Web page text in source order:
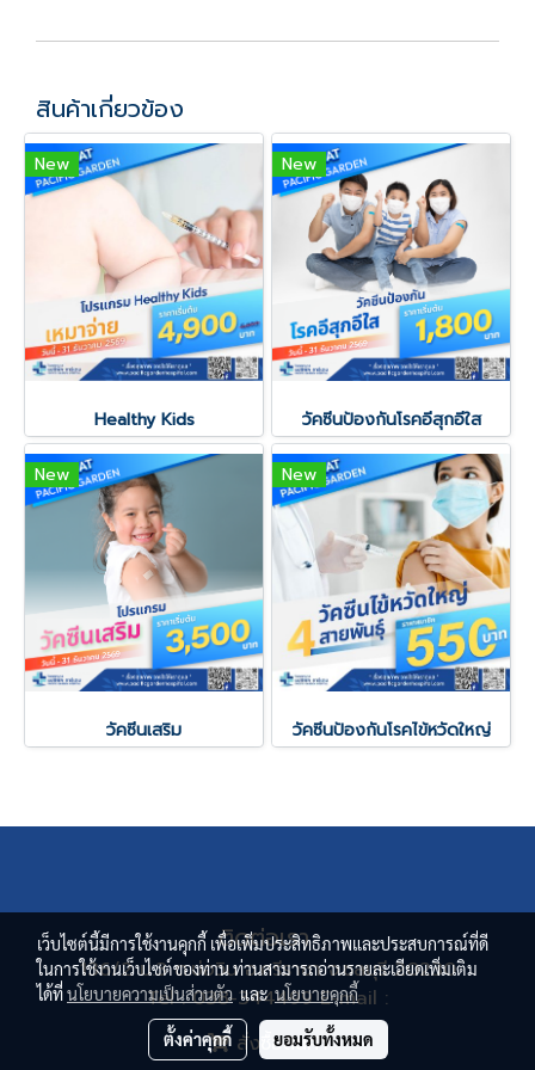
สั่งซื้อสินค้า
สินค้าเกี่ยวข้อง
New
Healthy Kids
New
วัคซีนป้องกันโรคอีสุกอีใส
New
วัคซีนเสริม
New
วัคซีนป้องกันโรคไข้หวัดใหญ่
ติดต่อเรา
136/2 ม.3 ต.บ่อวิน อ.ศรีราชา จ.ชลบุรี 20230
Tel : 038-344499 E-mail :
pacificgardenhospital@pgh.co.th
เว็บไซต์นี้มีการใช้งานคุกกี้ เพื่อเพิ่มประสิทธิภาพและประสบการณ์ที่ดี
ในการใช้งานเว็บไซต์ของท่าน ท่านสามารถอ่านรายละเอียดเพิ่มเติม
ได้ที่นโยบายความเป็นส่วนตัวและนโยบายคุกกี้
ตั้งค่าคุกกี้ ยอมรับทั้งหมด